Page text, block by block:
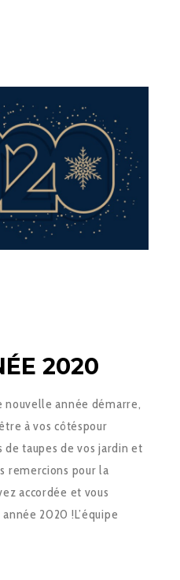
2020
nouvelle année démarre,
à vos côtéspour
taupes de vos jardin et
remercions pour la
accordée et vous
2020 !L’équipe